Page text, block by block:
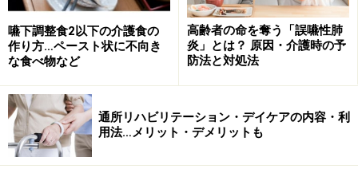
所定外労働働の制限・免除の概要は、下記の通りです。
■所定外労働の制限・免除の対象者
要介護状態（負傷・疾病または身体上もしくは精神上の
障害により、2週間以上の期間にわたり常時介護を必要
とする状態）の対象家族を介護する労働者
嚥下調整食2以下の介護食の
作り方…ペースト状に不向き
な食べ物など
高齢者の命を奪う「誤嚥性肺
炎」とは？ 原因・介護時の予
防法と対処法
通所リハビリテーション・デイケアの内容・利
用法…メリット・デメリットも